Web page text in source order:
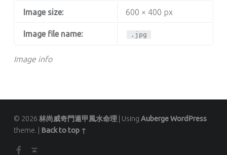
Image info
Image size: 600 × 400 px
Image file name: .jpg
© 2026 林尚威奇門遁甲風水命理 Using AubergeWordPress
theme.
Back to top ↑
Facebook